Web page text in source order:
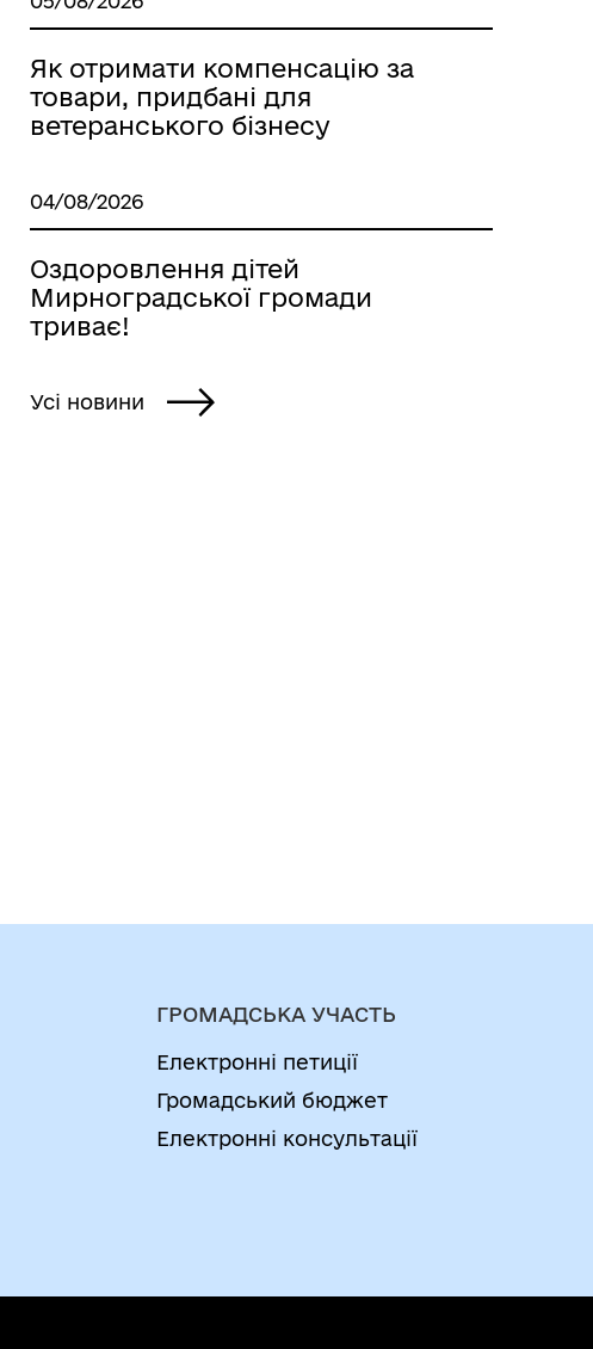
Як отримати компенсацію за
товари, придбані для
ветеранського бізнесу
04/08/2026
Оздоровлення дітей
Мирноградської громади
триває!
Усі новини
ГРОМАДСЬКА УЧАСТЬ
Електронні петиції
Громадський бюджет
Електронні консультації